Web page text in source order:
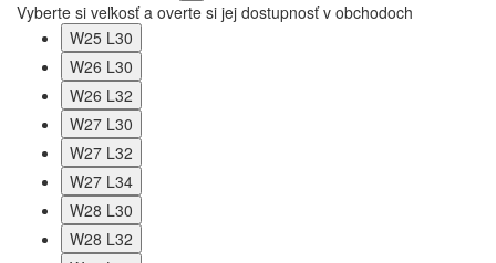
Vyberte si veľkosť a overte si jej dostupnosť v obchodoch
W25 L30
W26 L30
W26 L32
W27 L30
W27 L32
W27 L34
W28 L30
W28 L32